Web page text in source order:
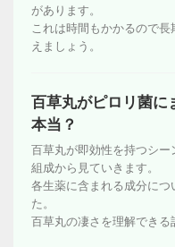
があります。
これは時間もかかるので
えましょう。
百草丸がピロリ菌に
本当？
百草丸が即効性を持つシー
組成から見ていきます。
各生薬に含まれる成分につ
た。
百草丸の凄さを理解できる